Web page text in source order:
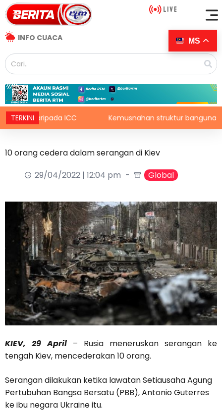
INFO CUACA
TERKINIICC Kemusnahan struktur bangunan di
10 orang cedera dalam serangan di Kiev
29/04/2022 | 12:04 pm
Global
KIEV, 29 April – Rusia meneruskan serangan ke
tengah Kiev, mencederakan 10 orang.
Serangan dilakukan ketika lawatan Setiausaha Agung
Pertubuhan Bangsa Bersatu (PBB), Antonio Guterres
ke ibu negara Ukraine itu.
MS